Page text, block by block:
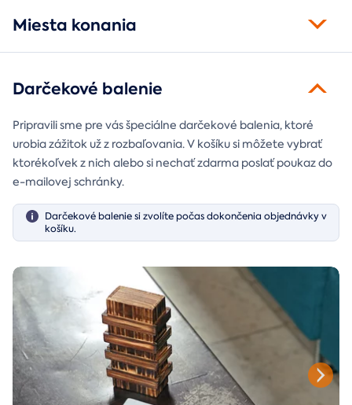
Miesta konania
Darčekové balenie
Pripravili sme pre vás špeciálne darčekové balenia, ktoré
urobia zážitok už z rozbaľovania. V košíku si môžete vybrať
ktorékoľvek z nich alebo si nechať zdarma poslať poukaz do
e-mailovej schránky.
Darčekové balenie si zvolíte počas dokončenia objednávky v
košíku.